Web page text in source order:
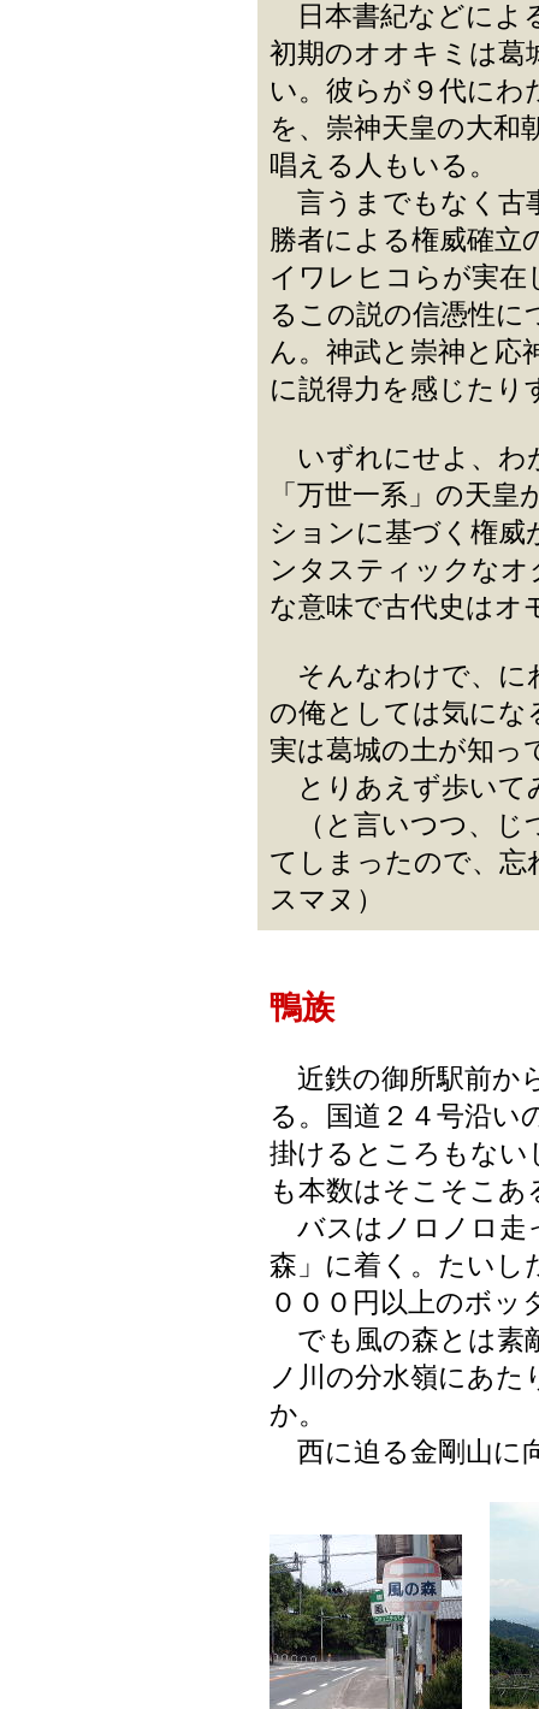
日本書紀などによ
初期のオオキミは葛
い。彼らが９代にわ
を、崇神天皇の大和
唱える人もいる。
言うまでもなく古
勝者による権威確立
イワレヒコらが実
るこの説の信憑性に
ん。神武と崇神と応
に説得力を感じたり
いずれにせよ、わ
「万世一系」の天
ションに基づく権
ンタスティックな
な意味で古代史はオ
そんなわけで、に
の俺としては気にな
実は葛城の土が知っ
とりあえず歩いて
（と言いつつ、じ
てしまったので、忘
スマヌ）
鴨族
近鉄の御所駅前か
る。国道２４号沿い
掛けるところもな
も本数はそこそこあ
バスはノロノロ走
森」に着く。たいし
０００円以上のボッ
でも風の森とは素
ノ川の分水嶺にあ
か。
西に迫る金剛山に